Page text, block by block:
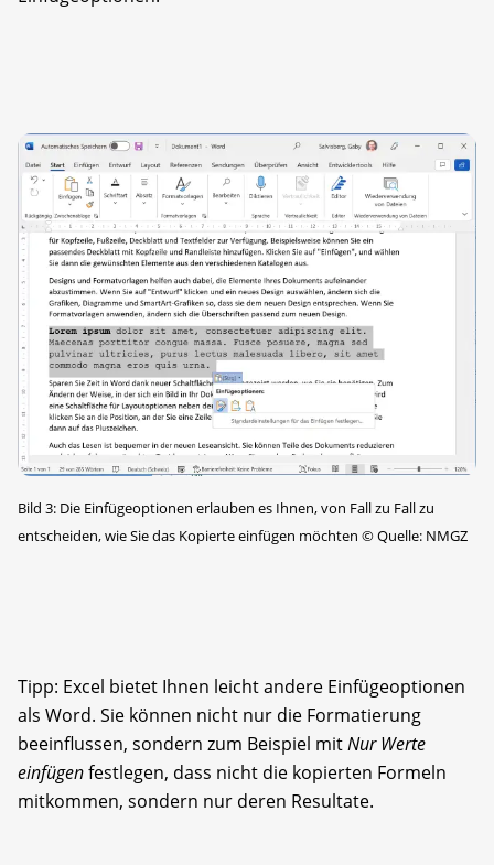
Bild 3: Die Einfügeoptionen erlauben es Ihnen, von Fall zu Fall zu
entscheiden, wie Sie das Kopierte einfügen möchten ©Quelle: NMGZ
Tipp: Excel bietet Ihnen leicht andere Einfügeoptionen
als Word. Sie können nicht nur die Formatierung
beeinflussen, sondern zum Beispiel mitNur Werte
einfügenfestlegen, dass nicht die kopierten Formeln
mitkommen, sondern nur deren Resultate.